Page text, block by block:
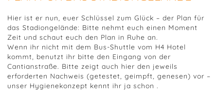
Hier ist er nun, euer Schlüssel zum Glück – der Plan für
das Stadiongelände: Bitte nehmt euch einen Moment
Zeit und schaut euch den Plan in Ruhe an.
Wenn ihr nicht mit dem Bus-Shuttle vom H4 Hotel
kommt, benutzt ihr bitte den Eingang von der
Cantianstraße. Bitte zeigt auch hier den jeweils
erforderten Nachweis (getestet, geimpft, genesen) vor –
unser Hygienekonzept kennt ihr ja schon .